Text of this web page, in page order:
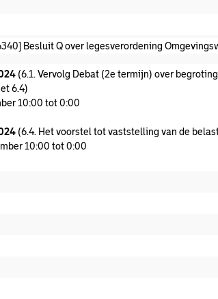
Besluit Q over legesverordening
(6.1. Vervolg Debat (2e termijn) over
6.4)
10:00 tot 0:00
(6.4. Het voorstel tot vaststelling van de
10:00 tot 0:00